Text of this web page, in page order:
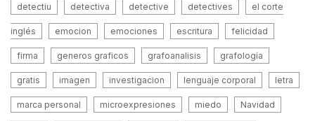
detectiu detectiva detective detectives el corte
inglés emocion emociones escritura felicidad
firma generos graficos grafoanalisis grafología
gratis imagen investigacion lenguaje corporal letra
marca personal microexpresiones miedo Navidad